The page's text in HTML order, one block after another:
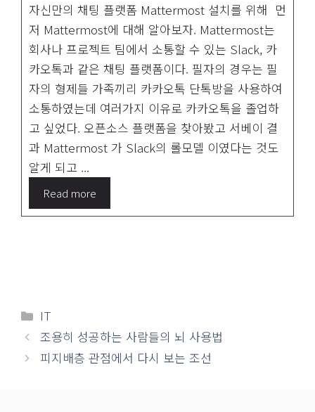
자신만의 채팅 플랫폼 Mattermost 설치를 위해 먼
저 Mattermost에 대해 알아보자. Mattermost는
회사나 프로젝트 팀에서 소통할 수 있는 Slack, 카
카오톡과 같은 채팅 플랫폼이다. 필자의 경우는 필
자의 형제들 가족끼리 카카오톡 단톡방을 사용하여
소통하였는데 여러가지 이유로 카카오톡을 졸업하
고 싶었다. 오픈소스 플랫폼을 찾아봤고 서베이 결
과 Mattermost 가 Slack의 롤모델 이였다는 것도
알게 되고 ...
Read more
카
테
리
IT
조용히 성공하는 사람들의 뇌 사용법
피지배층 관점에서 다시 보는 조선